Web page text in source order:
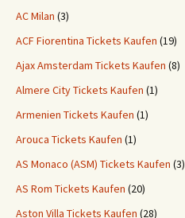
AC Milan (3)
ACF Fiorentina Tickets Kaufen (19)
Ajax Amsterdam Tickets Kaufen (8)
Almere City Tickets Kaufen (1)
Armenien Tickets Kaufen (1)
Arouca Tickets Kaufen (1)
AS Monaco (ASM) Tickets Kaufen (3)
AS Rom Tickets Kaufen (20)
Aston Villa Tickets Kaufen (28)